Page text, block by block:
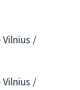
/
/